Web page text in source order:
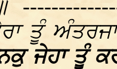
ਤੂੰ
ਜੇਹਾ ਤੂੰ